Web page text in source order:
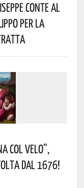
Conte Al
Per La
Col Velo”,
Dal 1676!